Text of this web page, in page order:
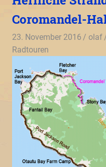
Coromandel-
23. November 2016 olaf
Radtouren